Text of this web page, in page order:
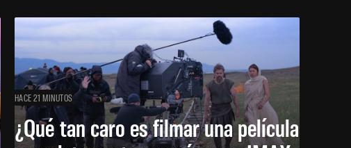
HACE 21 MINUTOS
¿Qué tan caro es filmar una película